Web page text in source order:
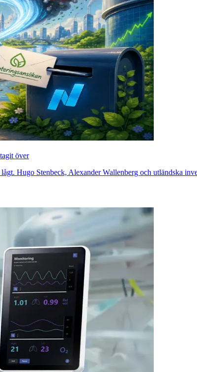
över
Hugo Stenbeck, Alexander Wallenberg och utländska